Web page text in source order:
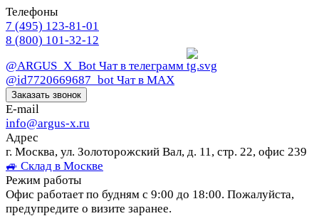
Телефоны
7 (495) 123-81-01
8 (800) 101-32-12
@ARGUS_X_Bot Чат в телеграмм
@id7720669687_bot Чат в МАХ
Заказать звонок
E-mail
info@argus-x.ru
Адрес
г. Москва, ул. Золоторожский Вал, д. 11, стр. 22, офис 239
🚙 Склад в Москве
Режим работы
Офис работает по будням с 9:00 до 18:00. Пожалуйста,
предупредите о визите заранее.